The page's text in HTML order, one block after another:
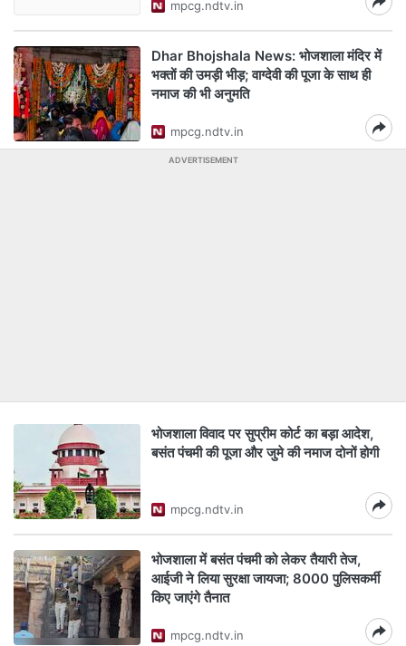
mpcg.ndtv.in
Dhar Bhojshala News: भोजशाला मंदिर में
भक्तों की उमड़ी भीड़; वाग्देवी की पूजा के साथ ही
नमाज की भी अनुमति
mpcg.ndtv.in
ADVERTISEMENT
भोजशाला विवाद पर सुप्रीम कोर्ट का बड़ा आदेश,
बसंत पंचमी की पूजा और जुमे की नमाज दोनों होगी
mpcg.ndtv.in
भोजशाला में बसंत पंचमी को लेकर तैयारी तेज,
आईजी ने लिया सुरक्षा जायजा; 8000 पुलिसकर्मी
किए जाएंगे तैनात
mpcg.ndtv.in